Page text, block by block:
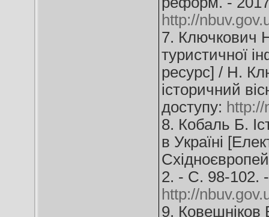
http://
7. Ключкович
туристичної
ресурс] / Н.
історичний
доступу:
8. Кобаль Б.
в Україні
2. - С. 98-102.
http://
9. Ковешніков